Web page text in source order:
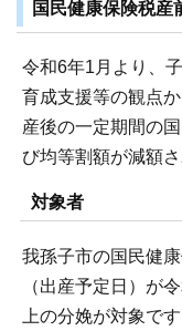
国民健康保険税産
令和6年1月より、
育成支援等の観点
産後の一定期間の
び均等割額が減額さ
対象者
我孫子市の国民健
（出産予定日）が
上の分娩が対象です